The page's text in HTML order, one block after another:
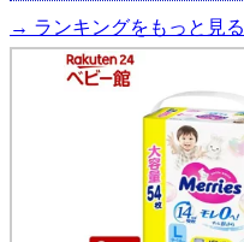
→ ランキングをもっと見る